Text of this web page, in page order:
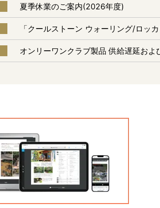
夏季休業のご案内(2026年度)
「クールストーン ウォーリング/ロッ
オンリーワンクラブ製品 供給遅延およ